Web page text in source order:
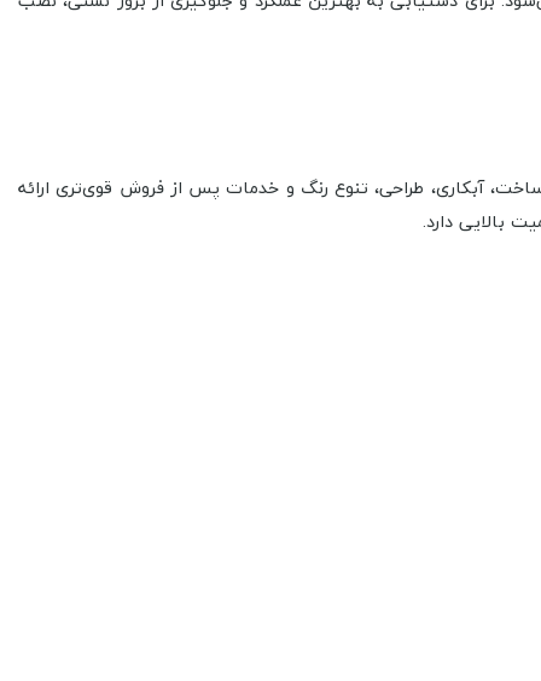
ساخت، آبکاری، طراحی، تنوع رنگ و خدمات پس از فروش قوی‌تری ارائه
بالایی دارد.